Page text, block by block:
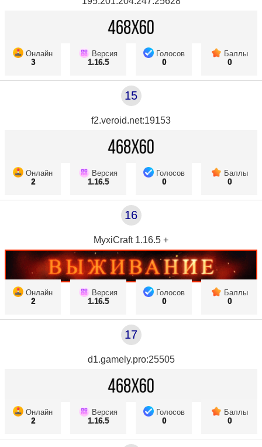
Онлайн
3
Версия
1.16.5
Голосов
0
Баллы
0
15
f2.veroid.net:19153
Онлайн
2
Версия
1.16.5
Голосов
0
Баллы
0
16
MyxiCraft 1.16.5 +
Онлайн
2
Версия
1.16.5
Голосов
0
Баллы
0
17
d1.gamely.pro:25505
Онлайн
2
Версия
1.16.5
Голосов
0
Баллы
0